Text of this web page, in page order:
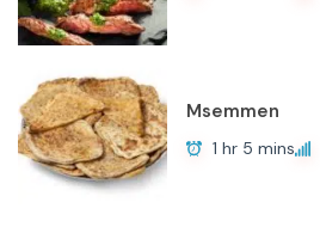
Msemmen
1 hr 5 mins